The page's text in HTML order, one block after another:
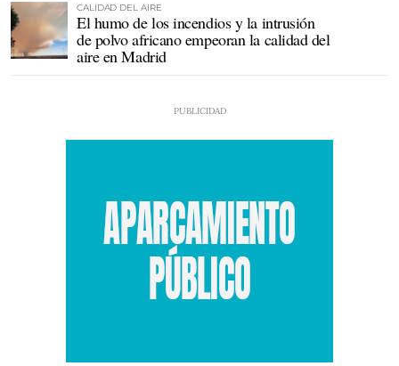
CALIDAD DEL AIRE
El humo de los incendios y la intrusión
de polvo africano empeoran la calidad del
aire en Madrid